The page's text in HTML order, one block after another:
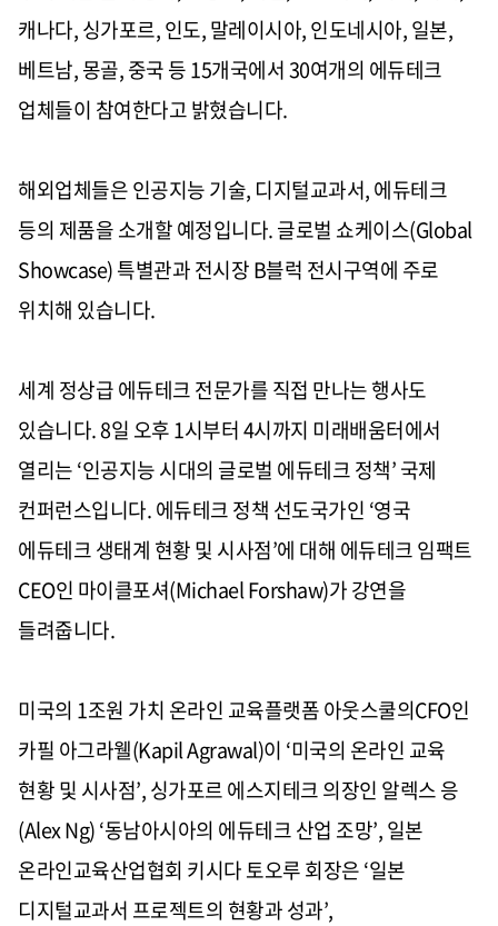
캐나다, 싱가포르, 인도, 말레이시아, 인도네시아, 일본,
베트남, 몽골, 중국 등 15개국에서 30여개의 에듀테크
업체들이 참여한다고 밝혔습니다.
해외업체들은 인공지능 기술, 디지털교과서, 에듀테크
등의 제품을 소개할 예정입니다. 글로벌 쇼케이스(Global
Showcase) 특별관과 전시장 B블럭 전시구역에 주로
위치해 있습니다.
세계 정상급 에듀테크 전문가를 직접 만나는 행사도
있습니다. 8일 오후 1시부터 4시까지 미래배움터에서
열리는 ‘인공지능 시대의 글로벌 에듀테크 정책’ 국제
컨퍼런스입니다. 에듀테크 정책 선도국가인 ‘영국
에듀테크 생태계 현황 및 시사점’에 대해 에듀테크 임팩트
CEO인 마이클포셔(Michael Forshaw)가 강연을
들려줍니다.
미국의 1조원 가치 온라인 교육플랫폼 아웃스쿨의CFO인
카필 아그라웰(Kapil Agrawal)이 ‘미국의 온라인 교육
현황 및 시사점’, 싱가포르 에스지테크 의장인 알렉스 응
(Alex Ng) ‘동남아시아의 에듀테크 산업 조망’, 일본
온라인교육산업협회 키시다 토오루 회장은 ‘일본
디지털교과서 프로젝트의 현황과 성과’,